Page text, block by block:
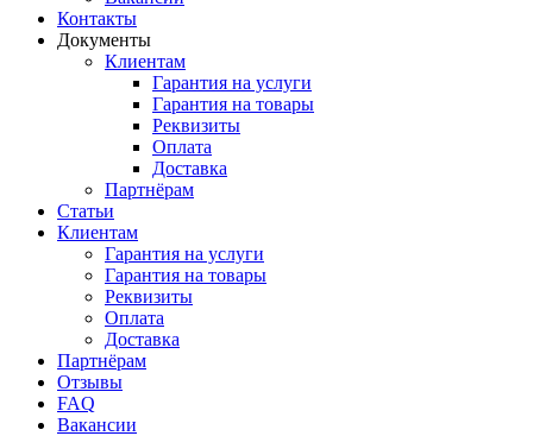
Контакты
Документы
Клиентам
Гарантия на услуги
Гарантия на товары
Реквизиты
Оплата
Доставка
Партнёрам
Статьи
Клиентам
Гарантия на услуги
Гарантия на товары
Реквизиты
Оплата
Доставка
Партнёрам
Отзывы
FAQ
Вакансии